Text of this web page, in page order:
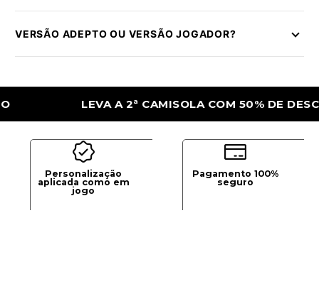
VERSÃO ADEPTO OU VERSÃO JOGADOR?
LEVA A 2ª CAMISOLA COM 50% DE DESCONTO
Personalização
aplicada como em
jogo
Pagamento 100%
seguro